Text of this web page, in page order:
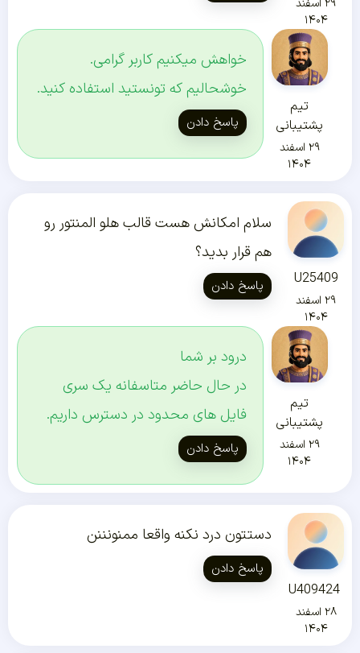
۲۹ اسفند
۱۴۰۴
تیم
پشتیبانی
۲۹ اسفند
۱۴۰۴
خواهش میکنیم کاربر گرامی.
خوشحالیم که تونستید استفاده کنید.
پاسخ دادن
U25409
۲۹ اسفند
۱۴۰۴
سلام امکانش هست قالب هلو المنتور رو
هم قرار بدید؟
پاسخ دادن
تیم
پشتیبانی
۲۹ اسفند
۱۴۰۴
درود بر شما
در حال حاضر متاسفانه یک سری
فایل های محدود در دسترس داریم.
پاسخ دادن
U409424
۲۸ اسفند
۱۴۰۴
دستتون درد نکنه واقعا ممنونننن
پاسخ دادن